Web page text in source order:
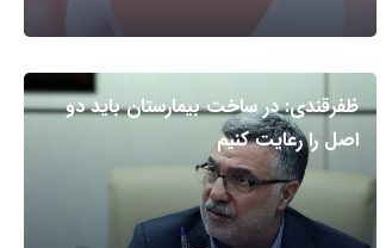
ظفرقندی: در ساخت بیمارستان باید دو
اصل را رعایت کنیم